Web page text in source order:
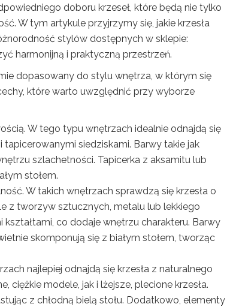
doboru krzeseł, które będą nie tylko
W tym artykule przyjrzymy się, jakie krzesła
stylów dostępnych w sklepie:
harmonijną i praktyczną przestrzeń.
dopasowany do stylu wnętrza, w którym się
które warto uwzględnić przy wyborze
W tego typu wnętrzach idealnie odnajdą się
siedziskami. Barwy takie jak
szlachetności. Tapicerka z aksamitu lub
stołem.
W takich wnętrzach sprawdzą się krzesła o
z tworzyw sztucznych, metalu lub lekkiego
co dodaje wnętrzu charakteru. Barwy
skomponują się z białym stołem, tworząc
najlepiej odnajdą się krzesła z naturalnego
ciężkie modele, jak i lżejsze, plecione krzesła.
z chłodną bielą stołu. Dodatkowo, elementy